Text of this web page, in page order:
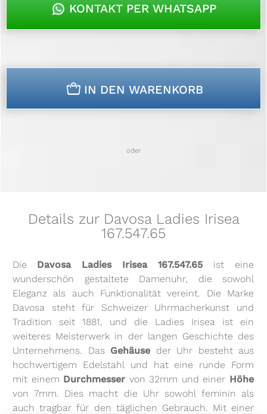
KONTAKT PER WHATSAPP
n IN DEN WARENKORB
oder
Details zur Davosa Ladies Irisea
167.547.65
Die Davosa Ladies Irisea 167.547.65 ist eine
wunderschön gestaltete Damenuhr, die sowohl
Eleganz als auch Funktionalität vereint. Die Marke
Davosa steht für Schweizer Uhrmacherkunst und
Tradition seit 1881, und die Ladies Irisea ist ein
weiteres Meisterwerk in der langen Geschichte des
Unternehmens. Das Gehäuse der Uhr besteht aus
hochwertigem Edelstahl und hat eine runde Form
mit einem Durchmesser von 32mm und einer Höhe
von 7mm. Dies macht die Uhr sowohl feminin als
auch tragbar für den täglichen Gebrauch. Mit einer